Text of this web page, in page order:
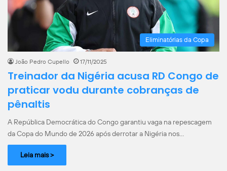
Eliminatórias da Copa
João Pedro Cupello 17/11/2025
Treinador da Nigéria acusa RD Congo de
praticar vodu durante cobranças de
pênaltis
A República Democrática do Congo garantiu vaga na repescagem
da Copa do Mundo de 2026 após derrotar a Nigéria nos…
Leia mais >